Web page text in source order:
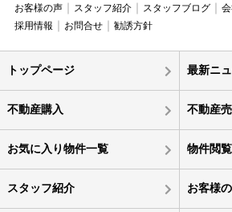
お客様の声
スタッフ紹介 スタッフブログ
採用情報
お問合せ 勧誘方針
トップページ 最新ニ
不動産購入 不動産
お気に入り物件一覧 物件閲
スタッフ紹介 お客様